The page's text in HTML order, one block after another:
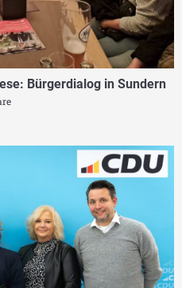
Bürgerdialog in Sundern